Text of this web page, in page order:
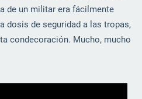
de un militar era fácilmente
dosis de seguridad a las tropas,
condecoración. Mucho, mucho